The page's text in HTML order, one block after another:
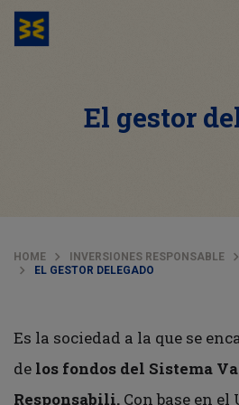
El gestor
HOME INVERSIONES RESPONSABLE
EL GESTOR DELEGADO
Es la sociedad a la que se
de los fondos del Sistema
Responsabili. Con base en